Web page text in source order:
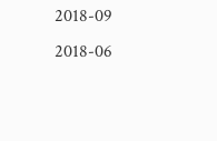
2018-09
2018-06